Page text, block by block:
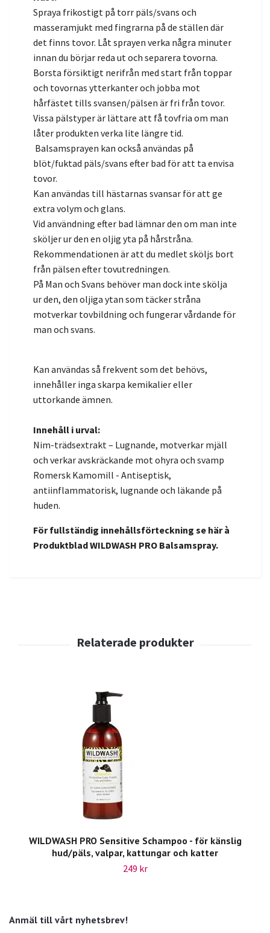
Anmäl till vårt nyhetsbrev!
Spraya frikostigt på torr päls/svans och
masseramjukt med fingrarna på de ställen där
det finns tovor. Låt sprayen verka några minuter
innan du börjar reda ut och separera tovorna.
Borsta försiktigt nerifrån med start från toppar
och tovornas ytterkanter och jobba mot
hårfästet tills svansen/pälsen är fri från tovor.
Vissa pälstyper är lättare att få tovfria om man
låter produkten verka lite längre tid.
Balsamsprayen kan också användas på
blöt/fuktad päls/svans efter bad för att ta envisa
tovor.
Kan användas till hästarnas svansar för att ge
extra volym och glans.
Vid användning efter bad lämnar den om man inte
sköljer ur den en oljig yta på hårstråna.
Rekommendationen är att du medlet sköljs bort
från pälsen efter tovutredningen.
På Man och Svans behöver man dock inte skölja
ur den, den oljiga ytan som täcker stråna
motverkar tovbildning och fungerar vårdande för
man och svans.
Kan användas så frekvent som det behövs,
innehåller inga skarpa kemikalier eller
uttorkande ämnen.
Innehåll i urval:
Nim-trädsextrakt – Lugnande, motverkar mjäll
och verkar avskräckande mot ohyra och svamp
Romersk Kamomill - Antiseptisk,
antiinflammatorisk, lugnande och läkande på
huden.
För fullständig innehållsförteckning se här à
Produktblad WILDWASH PRO Balsamspray.
WILDWASH PRO Sensitive Schampoo - för känslig
hud/päls, valpar, kattungar och katter
249 kr